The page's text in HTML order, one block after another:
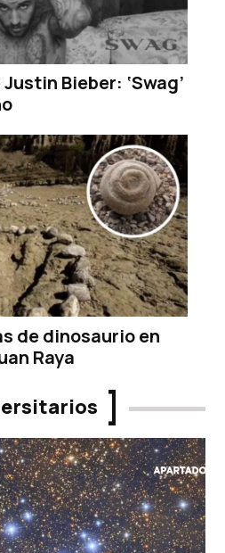
Bieber: ‘Swag’
de dinosaurio en
Raya